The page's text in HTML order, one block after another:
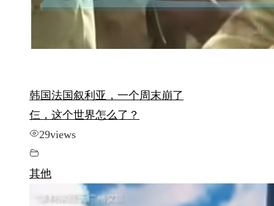
韩国法国叙利亚，一个周末崩了
仨，这个世界怎么了？
29views
其他